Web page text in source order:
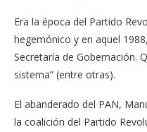
Era la época del Partido
hegemónico y en aquel
Secretaría de Gobernación.
sistema” (entre otras).
El abanderado del PAN,
la coalición del Partido